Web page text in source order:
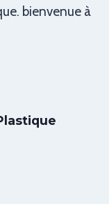
bienvenue à